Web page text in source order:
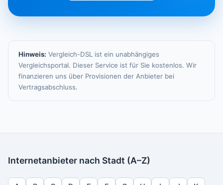
Hinweis: Vergleich-DSL ist ein unabhängiges
Vergleichsportal. Dieser Service ist für Sie kostenlos. Wir
finanzieren uns über Provisionen der Anbieter bei
Vertragsabschluss.
Internetanbieter nach Stadt (A–Z)